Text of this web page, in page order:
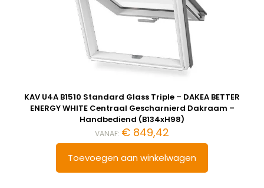
KAV U4A B1510 Standard Glass Triple – DAKEA BETTER
ENERGY WHITE Centraal Gescharnierd Dakraam –
Handbediend (B134xH98)
VANAF: € 849,42
Toevoegen aan winkelwagen